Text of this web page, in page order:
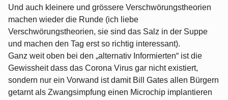
Und auch kleinere und grössere Verschwörungstheorien
machen wieder die Runde (ich liebe
Verschwörungstheorien, sie sind das Salz in der Suppe
und machen den Tag erst so richtig interessant).
Ganz weit oben bei den „alternativ Informierten“ ist die
Gewissheit dass das Corona Virus gar nicht existiert,
sondern nur ein Vorwand ist damit Bill Gates allen Bürgern
getarnt als Zwangsimpfung einen Microchip implantieren